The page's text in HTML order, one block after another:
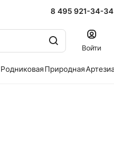
8 495 921-34-34
Войти
РодниковаяПриродная